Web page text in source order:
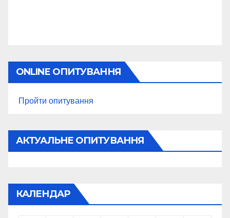
ONLINE ОПИТУВАННЯ
Пройти опитування
АКТУАЛЬНЕ ОПИТУВАННЯ
КАЛЕНДАР